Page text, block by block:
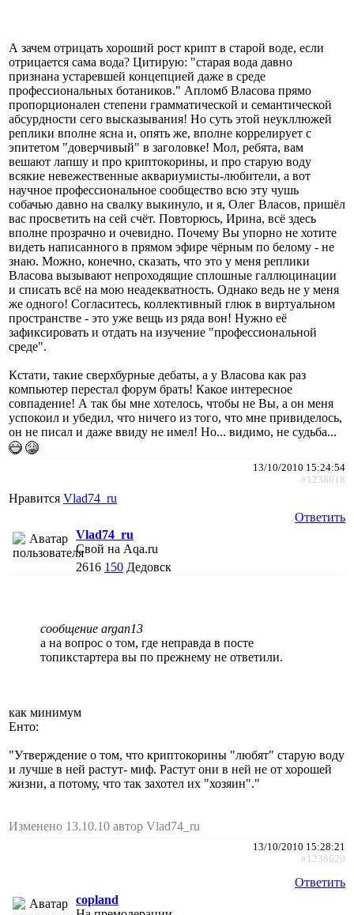
А зачем отрицать хороший рост крипт в старой воде, если
отрицается сама вода? Цитирую: "старая вода давно
признана устаревшей концепцией даже в среде
профессиональных ботаников." Апломб Власова прямо
пропорционален степени грамматической и семантической
абсурдности сего высказывания! Но суть этой неукллюжей
реплики вполне ясна и, опять же, вполне коррелирует с
эпитетом "доверчивый" в заголовке! Мол, ребята, вам
вешают лапшу и про криптокорины, и про старую воду
всякие невежественные аквариумисты-любители, а вот
научное профессиональное сообщество всю эту чушь
собачью давно на свалку выкинуло, и я, Олег Власов, пришёл
вас просветить на сей счёт. Повторюсь, Ирина, всё здесь
вполне прозрачно и очевидно. Почему Вы упорно не хотите
видеть написанного в прямом эфире чёрным по белому - не
знаю. Можно, конечно, сказать, что это у меня реплики
Власова вызывают непроходящие сплошные галлюцинации
и списать всё на мою неадекватность. Однако ведь не у меня
же одного! Согласитесь, коллективный глюк в виртуальном
пространстве - это уже вещь из ряда вон! Нужно её
зафиксировать и отдать на изучение "профессиональной
среде".
Кстати, такие сверхбурные дебаты, а у Власова как раз
компьютер перестал форум брать! Какое интересное
совпадение! А так бы мне хотелось, чтобы не Вы, а он меня
успокоил и убедил, что ничего из того, что мне привиделось,
он не писал и даже ввиду не имел! Но... видимо, не судьба...
13/10/2010 15:24:54
#1238618
Нравится Vlad74_ru
Ответить
Vlad74_ru
Свой на Aqa.ru
2616 150 Дедовск
сообщение argan13
а на вопрос о том, где неправда в посте
топикстартера вы по прежнему не ответили.
как минимум
Енто:
"Утверждение о том, что криптокорины "любят" старую воду
и лучше в ней растут- миф. Растут они в ней не от хорошей
жизни, а потому, что так захотел их "хозяин"."
Изменено 13.10.10 автор Vlad74_ru
13/10/2010 15:28:21
#1238620
Ответить
copland